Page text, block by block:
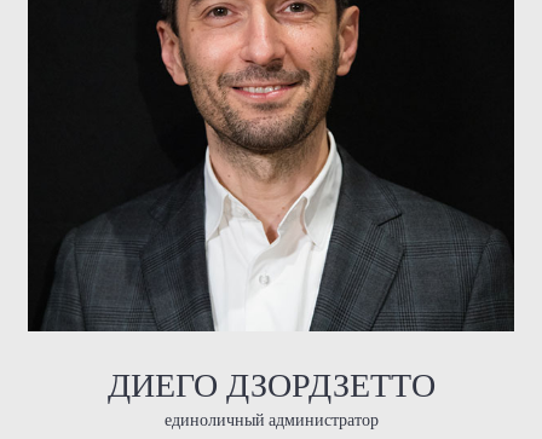
ДИЕГО ДЗОРДЗЕТТО
единоличный администратор